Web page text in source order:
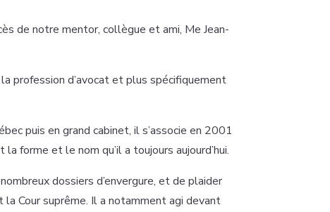
de notre mentor, collègue et ami, Me Jean-
profession d’avocat et plus spécifiquement
puis en grand cabinet, il s’associe en 2001
forme et le nom qu’il a toujours aujourd’hui.
dossiers d’envergure, et de plaider
Cour suprême. Il a notamment agi devant